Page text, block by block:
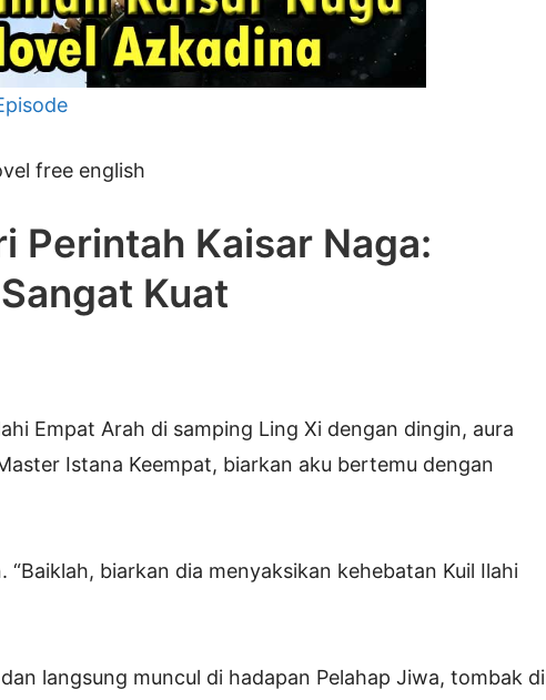
free english
Perintah Kaisar Naga:
Kuat
Empat Arah di samping Ling Xi dengan dingin, aura
Istana Keempat, biarkan aku bertemu dengan
“Baiklah, biarkan dia menyaksikan kehebatan Kuil Ilahi
langsung muncul di hadapan Pelahap Jiwa, tombak di